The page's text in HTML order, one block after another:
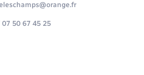
50 67 45 25